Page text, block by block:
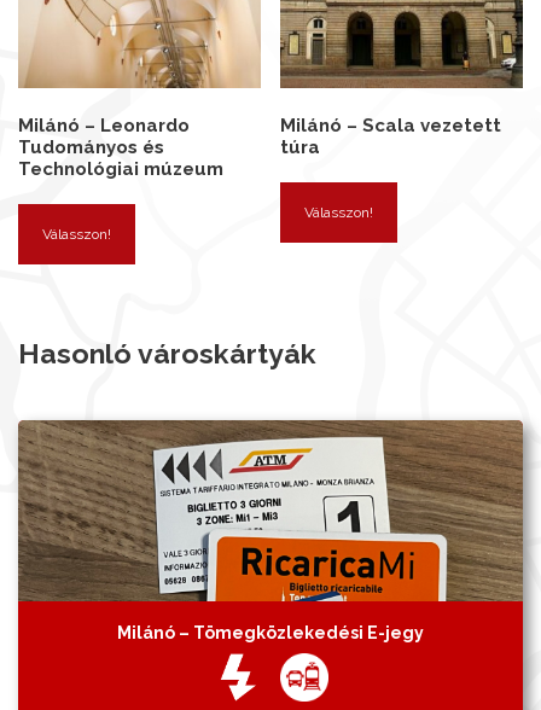
Milánó – Leonardo
Tudományos és
Technológiai múzeum
Válasszon!
Milánó – Scala vezetett
túra
Válasszon!
Hasonló városkártyák
Milánó – Tömegközlekedési E-jegy